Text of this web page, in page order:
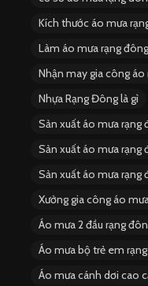
Kích thước áo mưa
Làm áo mưa rạng
Nhận may gia công
Nhựa Rạng Đông là gì
Sản xuất áo mưa rạng
Sản xuất áo mưa
Sản xuất áo mưa rạng
Xưởng gia công áo
Áo mưa 2 đầu rạng
Áo mưa bộ trẻ em
Áo mưa cánh dơi cao